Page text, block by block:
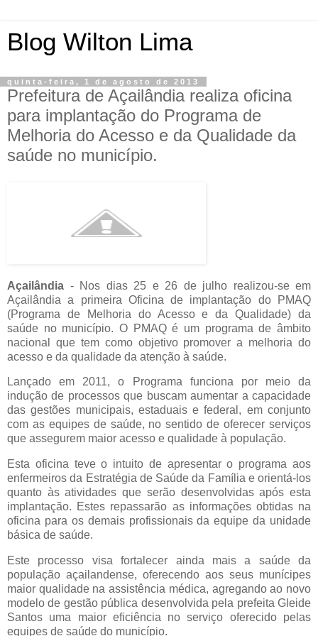
Blog Wilton Lima
quinta-feira, 1 de agosto de 2013
Prefeitura de Açailândia realiza oficina
para implantação do Programa de
Melhoria do Acesso e da Qualidade da
saúde no município.
Açailândia - Nos dias 25 e 26 de julho realizou-se em
Açailândia a primeira Oficina de implantação do PMAQ
(Programa de Melhoria do Acesso e da Qualidade) da
saúde no município. O PMAQ é um programa de âmbito
nacional que tem como objetivo promover a melhoria do
acesso e da qualidade da atenção à saúde.
Lançado em 2011, o Programa funciona por meio da
indução de processos que buscam aumentar a capacidade
das gestões municipais, estaduais e federal, em conjunto
com as equipes de saúde, no sentido de oferecer serviços
que assegurem maior acesso e qualidade à população.
Esta oficina teve o intuito de apresentar o programa aos
enfermeiros da Estratégia de Saúde da Família e orientá-los
quanto às atividades que serão desenvolvidas após esta
implantação. Estes repassarão as informações obtidas na
oficina para os demais profissionais da equipe da unidade
básica de saúde.
Este processo visa fortalecer ainda mais a saúde da
população açailandense, oferecendo aos seus munícipes
maior qualidade na assistência médica, agregando ao novo
modelo de gestão pública desenvolvida pela prefeita Gleide
Santos uma maior eficiência no serviço oferecido pelas
equipes de saúde do município.